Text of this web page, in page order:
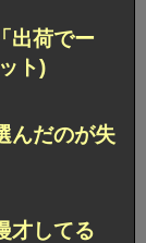
出荷でー
ト)
んだのが失
才してる